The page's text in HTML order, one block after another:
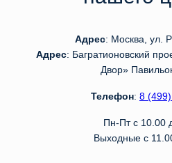
Адрес: Москва, ул.
Адрес: Багратионовский
Двор»
Телефон: 8
Пн-Пт с 10.00
Выходные с